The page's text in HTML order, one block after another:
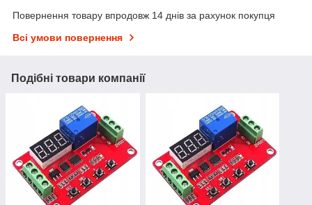
Повернення товару впродовж 14 днів за рахунок покупця
Всі умови повернення
Подібні товари компанії